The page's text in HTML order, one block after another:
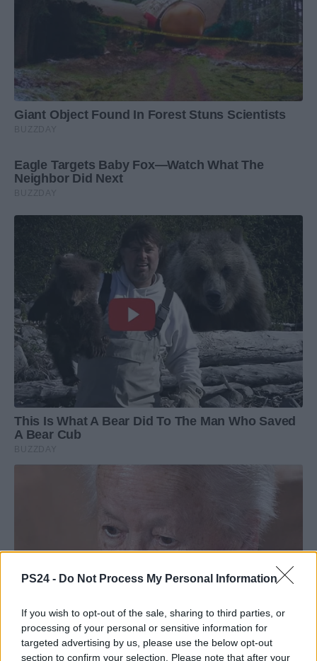
PS24 - Do Not Process My Personal Information
If you wish to opt-out of the sale, sharing to third parties, or
processing of your personal or sensitive information for
targeted advertising by us, please use the below opt-out
section to confirm your selection. Please note that after your